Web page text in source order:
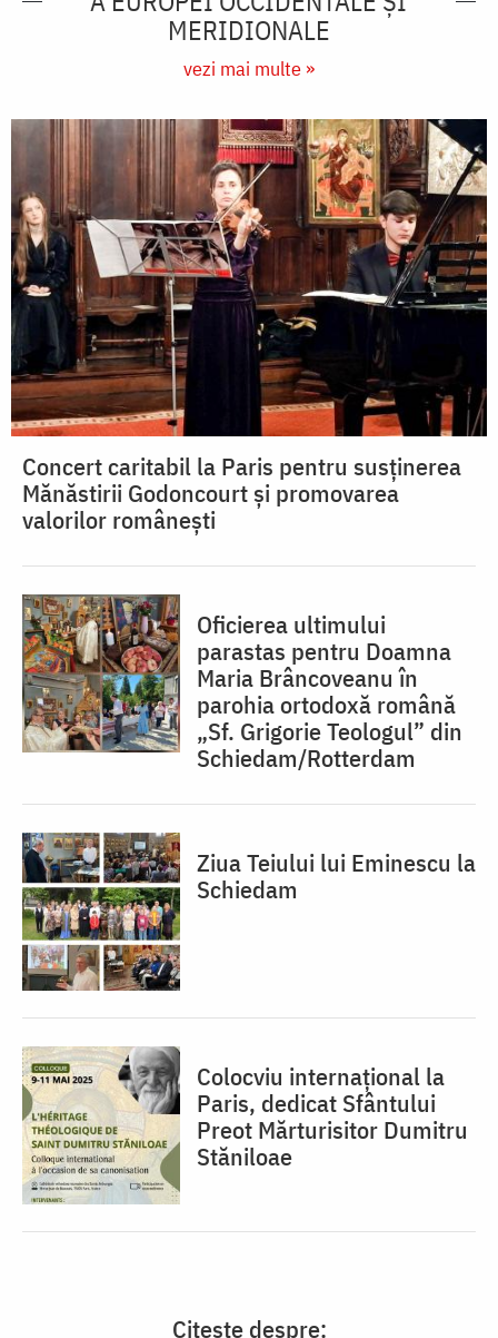
MERIDIONALE
vezi mai multe »
Concert caritabil la Paris pentru susținerea
Mănăstirii Godoncourt și promovarea
valorilor românești
Oficierea ultimului
parastas pentru Doamna
Maria Brâncoveanu în
parohia ortodoxă română
„Sf. Grigorie Teologul” din
Schiedam/Rotterdam
Ziua Teiului lui Eminescu la
Schiedam
Colocviu internațional la
Paris, dedicat Sfântului
Preot Mărturisitor Dumitru
Stăniloae
Citește despre: